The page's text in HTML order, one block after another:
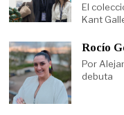
El
Kant
Rocío
Por
debuta